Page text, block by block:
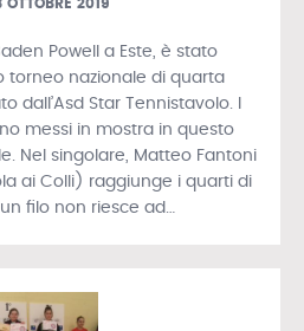
2019
Powell a Este, è stato
torneo nazionale di quarta
dall’Asd Star Tennistavolo. I
messi in mostra in questo
Nel singolare, Matteo Fantoni
ai Colli) raggiunge i quarti di
filo non riesce ad…